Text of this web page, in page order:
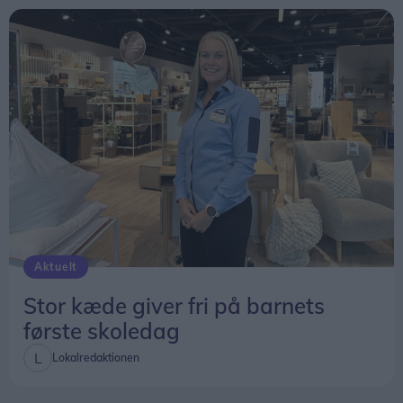
Her i sommerhalvåret er der en tur hver tirsdag
aften kl. 19, mens de ugentlige gåture i
vinterhalvåret er lørdag eftermiddag kl. 13.
På tirsdag 11. august er der en tur på Øland, og
tirsdag 18. august er der en tur på Gjøl.
Udover de ugentlige ture er der også heldags- og
flerdagsture. Eksempelvis er der på lørdag 15.
august en heldagstur til Tornby Plantage.
Aktuelt
Stor kæde giver fri på barnets
første skoledag
Lokalredaktionen